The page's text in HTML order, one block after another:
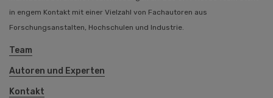
in engem Kontakt mit einer Vielzahl von Fachautoren aus
Forschungsanstalten, Hochschulen und Industrie.
Team
Autoren und Experten
Kontakt